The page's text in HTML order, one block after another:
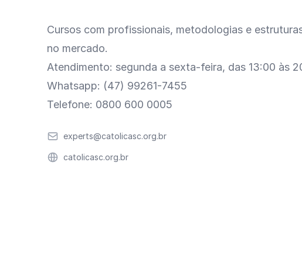
Cursos com profissionais, metodologias e
no mercado.
Atendimento: segunda a sexta-feira, das 13:00 às
Whatsapp: (47) 99261-7455
Telefone: 0800 600 0005
Emailexperts@catolicasc.org.br
Websitecatolicasc.org.br